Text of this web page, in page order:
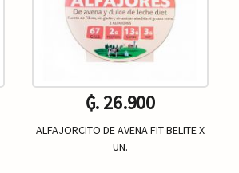
₲. 26.900
ALFAJORCITO DE AVENA FIT BELITE X
UN.